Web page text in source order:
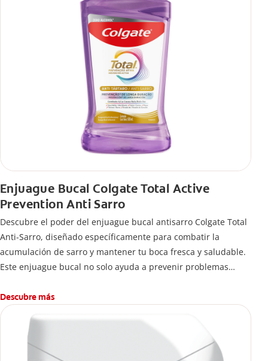
Enjuague Bucal Colgate Total Active
Prevention Anti Sarro
Descubre el poder del enjuague bucal antisarro Colgate Total
Anti-Sarro, diseñado específicamente para combatir la
acumulación de sarro y mantener tu boca fresca y saludable.
Este enjuague bucal no solo ayuda a prevenir problemas
Descubre más